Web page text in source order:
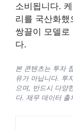
소비됩니다.
리를 국산화
쌍끌이 모델
다.
본 콘텐츠는 투자
유가 아닙니다. 투
으며, 반드시 다양
다. 재무 데이터 출